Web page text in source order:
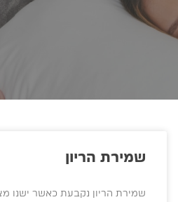
שמירת הריון
שמירת הריון נקבעת כאשר ישנו